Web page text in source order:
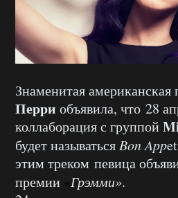
Знаменитая американская
Перри объявила, что 28
коллаборация с группой
будет называться Bon App
этим треком певица
премии «Грэмми».